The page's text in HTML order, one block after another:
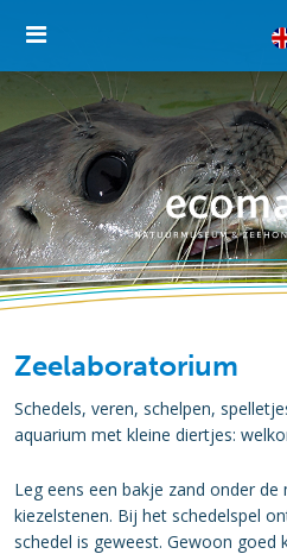
Zeelaboratorium
Schedels, veren, schelpen,
aquarium met kleine diertjes:
Leg eens een bakje zand onder
kiezelstenen. Bij het schedelspel
schedel is geweest. Gewoon goed